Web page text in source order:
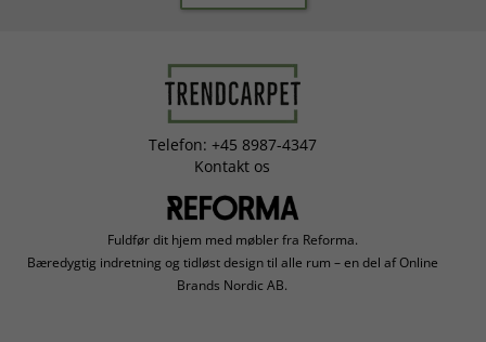
Telefon: +45 8987-4347
Kontakt os
Fuldfør dit hjem med møbler fra Reforma.
Bæredygtig indretning og tidløst design til alle rum – en del af Online
Brands Nordic AB.